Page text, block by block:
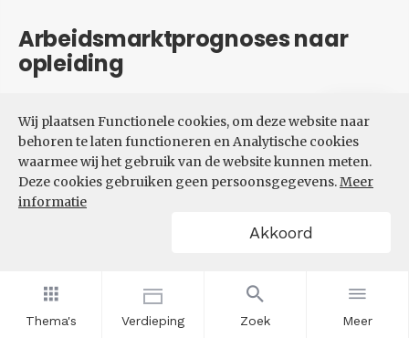
Thema's Verdieping Zoek Meer
Wij plaatsen Functionele cookies, om deze website naar
behoren te laten functioneren en Analytische cookies
waarmee wij het gebruik van de website kunnen meten.
Deze cookies gebruiken geen persoonsgegevens.Meer
informatie
Akkoord
Arbeidsmarktprognoses naar
opleiding
VERWACHTE UITBREIDINGS-
EN VERVANGINGSVRAAG NAAR
OPLEIDINGSNIVEAU
Filters